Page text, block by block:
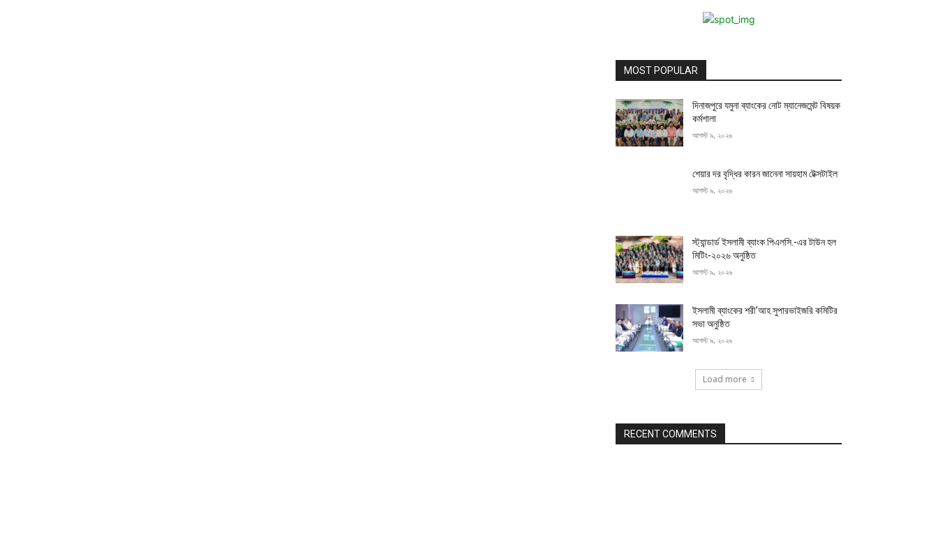
MOST POPULAR
দিনাজপুরে যমুনা ব্যাংকের নোট ম্যানেজমেন্ট বিষয়ক
কর্মশালা
আগস্ট ৯, ২০২৬
শেয়ার দর বৃদ্ধির কারন জানেনা সায়হাম টেক্সটাইল
আগস্ট ৯, ২০২৬
স্ট্যান্ডার্ড ইসলামী ব্যাংক পিএলসি.-এর টাউন হল
মিটিং-২০২৬ অনুষ্ঠিত
আগস্ট ৯, ২০২৬
ইসলামী ব্যাংকের শরী’আহ সুপারভাইজরি কমিটির
সভা অনুষ্ঠিত
আগস্ট ৯, ২০২৬
Load more
RECENT COMMENTS